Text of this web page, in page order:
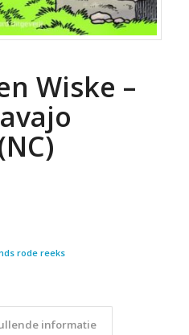
Wiske –
rode reeks
informatie